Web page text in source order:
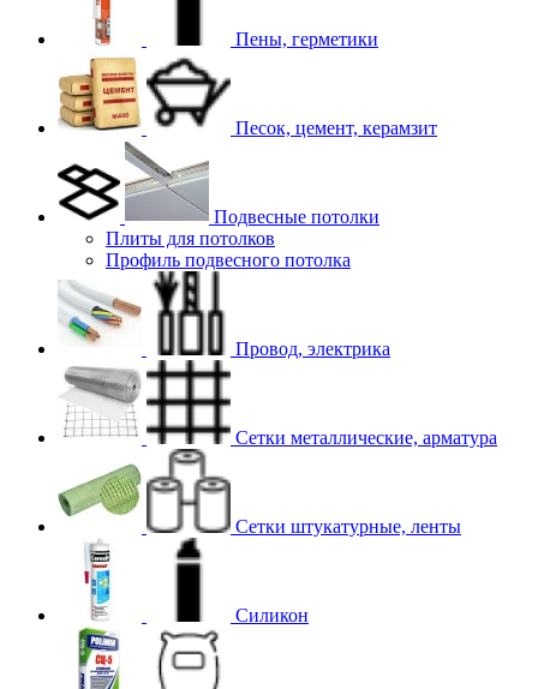
Пены, герметики
Песок, цемент, керамзит
Подвесные потолки
Плиты для потолков
Профиль подвесного потолка
Провод, электрика
Сетки металлические, арматура
Сетки штукатурные, ленты
Силикон